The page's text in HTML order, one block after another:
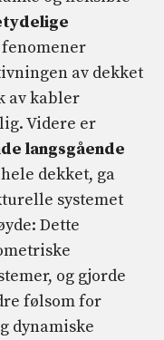
av dekket
av kabler
Videre er
langsgående
dekket, ga
systemet
Dette
og gjorde
følsom for
dynamiske